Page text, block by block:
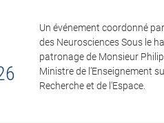
Un événement coordonné
des Neurosciences Sous le
patronage de Monsieur
Ministre de l’Enseignement
Recherche et de l'Espace.